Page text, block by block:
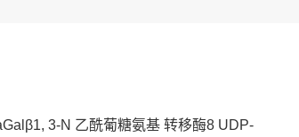
3-N 乙酰葡糖氨基 转移酶8 UDP-